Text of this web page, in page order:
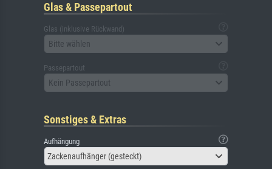
Glas & Passepartout
Glas (inklusive Rückwand)
Bitte wählen
Passepartout
Kein Passepartout
Sonstiges & Extras
Aufhängung
Zackenaufhänger (gesteckt)